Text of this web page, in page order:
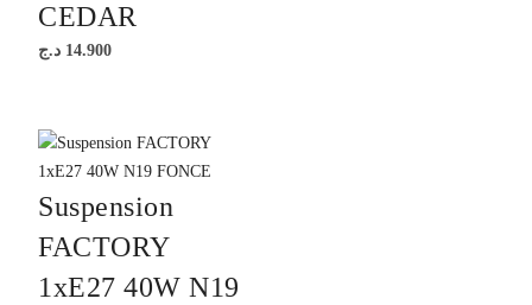
CEDAR
14.900 د.ج
Suspension
FACTORY
1xE27 40W N19